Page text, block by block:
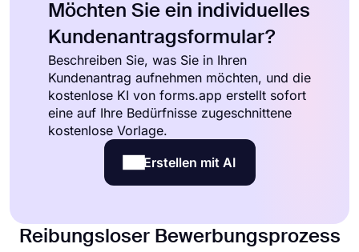
Möchten Sie ein individuelles
Kundenantragsformular?
Beschreiben Sie, was Sie in Ihren
Kundenantrag aufnehmen möchten, und die
kostenlose KI von forms.app erstellt sofort
eine auf Ihre Bedürfnisse zugeschnittene
kostenlose Vorlage.
Erstellen mit AI
Reibungsloser Bewerbungsprozess